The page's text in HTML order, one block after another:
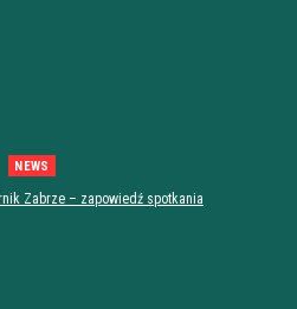
NEWS
Zabrze – zapowiedź spotkania